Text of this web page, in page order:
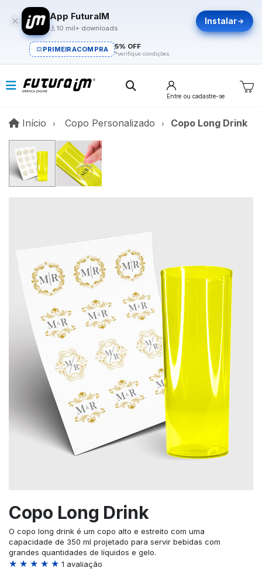
App FuturaIM
10 mil+ downloads
Instalar
PRIMEIRACOMPRA 5% OFF
*verifique condições
Entre ou cadastre-se
Início InícioCopo Personalizado Copo Long Drink
Copo Long Drink
O copo long drink é um copo alto e estreito com uma
capacidade de 350 ml projetado para servir bebidas com
grandes quantidades de líquidos e gelo.
★ ★ ★ ★ ★ 1 avaliação